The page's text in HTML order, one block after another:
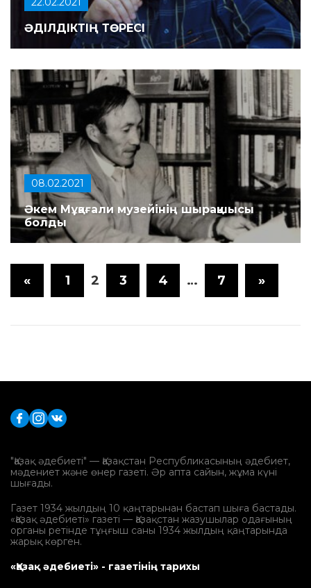
ӘДІЛДІКТІҢ ТӨРЕСІ
08.02.2021
Әкем Мұқағали музейінің шырақшысы
болды
« 1 2 3 4 … 7 »
"Қазақ әдебиеті" — Қазақстан Республикасының әдебиет,
мәдениет және өнер газеті. Әр апта сайын, жұма күні
шығады.
Газет 1934 жылдың 10 қаңтарынан бастап шыға бастады.
«Қазақ әдебиеті» газеті — Қазақстан жазушылар одағының
органы ретінде тұңғыш саны 1934 жылдың қаңтарында
жарық көрген.
«Қазақ әдебиеті» - газетінің тарихы